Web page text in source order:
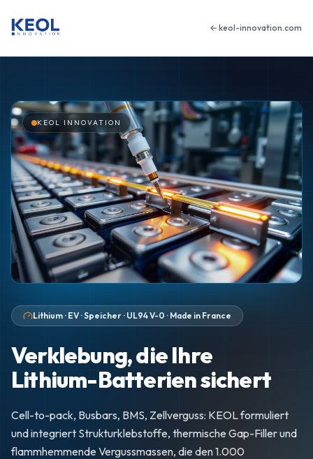
← keol-innovation.com
Lithium · EV · Speicher · UL94 V-0 · Made in France
Verklebung, die Ihre
Lithium-Batterien sichert
Cell-to-pack, Busbars, BMS, Zellverguss: KEOL formuliert
und integriert Strukturklebstoffe, thermische Gap-Filler und
flammhemmende Vergussmassen, die den 1.000
KEOL INNOVATION